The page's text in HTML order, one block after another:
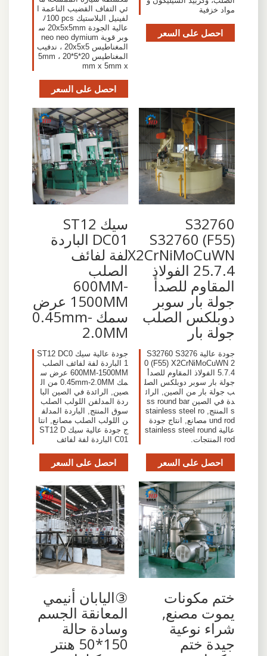
مواد خزفية
احصل على السعر
ئي التفاف القضيب الناعمة ا
لفينيل البلاستيك ﾉ100 pcs
عالية الجودة 20x5x5mm س
وبر قوية neo neo dymium
المغناطيس 20x5x5 ، ندفيب
المغناطيس 20*5*5mm ، 20
mm x 5mm x
احصل على السعر
S32760
S32760 (F55)
X2CrNiMoCuWN
25.7.4 الفولاذ
المقاوم للصدأ
جولة بار سوبر
دوبلكس الصلب
جولة بار
جودة عالية S32760 S3276
0 (F55) X2CrNiMoCuWN 2
5.7.4 الفولاذ المقاوم للصدأ
جولة بار سوبر دوبلكس الصل
ب جولة بار من الصين, الرائ
دة في الصين ss round bar
s المنتج, stainless steel ro
und rod مصانع, انتاج جودة
عالية stainless steel round
rod المنتجات.
احصل على السعر
سيك ST12
DC01 الباردة
لفة لفائف
الصلب
600MM-
1500MM عرض
سمك 0.45mm-
2.0MM
جودة عالية سيك ST12 DC0
1 الباردة لفة لفائف الصلب
600MM-1500MM عرض س
مك 0.45mm-2.0MM من ال
صين, الرائدة في الصين البا
ردة المدلفن اللولب الصلب
سوق المنتج, الباردة المدلف
ن اللولب الصلب مصانع, انتا
ج جودة عالية سيك ST12 D
C01 الباردة لفة لفائف
احصل على السعر
ختم مكونات
يموت مصنع,
شراء نوعية
جيدة ختم
③اليابان أنيمي
المعانقة الجسم
وسادة حالة
150*50 هنتر